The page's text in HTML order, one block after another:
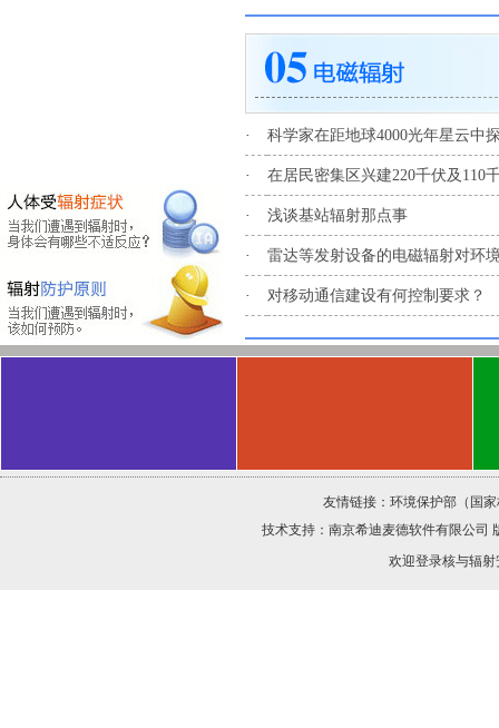
· 科学家在距地球4000光年星云中
· 在居民密集区兴建220千伏及110
· 浅谈基站辐射那点事
· 雷达等发射设备的电磁辐射对环
· 对移动通信建设有何控制要求？
友情链接： 环境保护部（国
技术支持：南京希迪麦德软件有限公司
欢迎登录核与辐